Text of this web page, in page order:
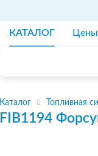
КАТАЛОГ Цены
Каталог Топливная
FIB1194